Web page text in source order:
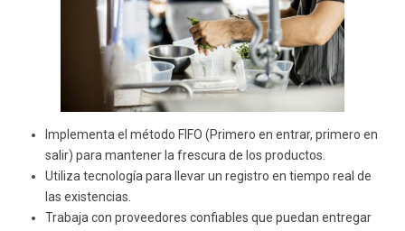
Implementa el método FIFO (Primero en entrar, primero en
salir) para mantener la frescura de los productos.
Utiliza tecnología para llevar un registro en tiempo real de
las existencias.
Trabaja con proveedores confiables que puedan entregar